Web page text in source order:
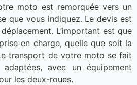
moto est remorquée vers un
que vous indiquez. Le devis est
L’important est que
en charge, quelle que soit la
transport de votre moto se fait
avec un équipement
les deux-roues.